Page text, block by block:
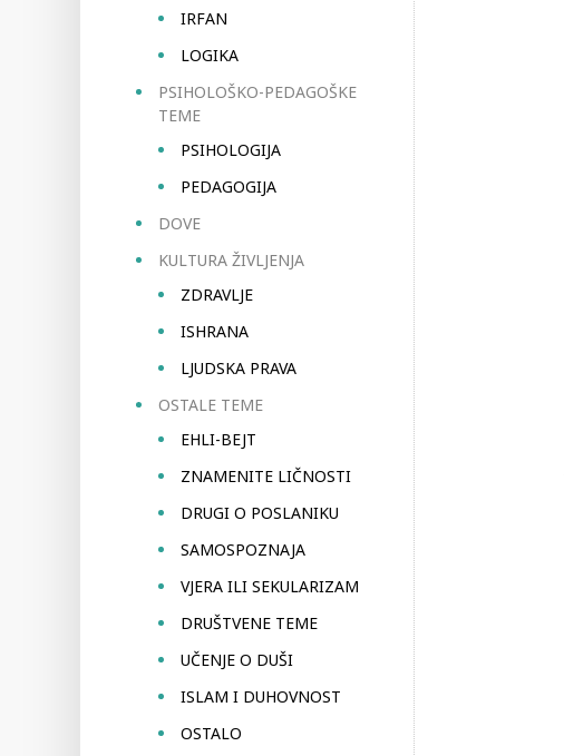
IRFAN
LOGIKA
PSIHOLOŠKO-PEDAGOŠKE
TEME
PSIHOLOGIJA
PEDAGOGIJA
DOVE
KULTURA ŽIVLJENJA
ZDRAVLJE
ISHRANA
LJUDSKA PRAVA
OSTALE TEME
EHLI-BEJT
ZNAMENITE LIČNOSTI
DRUGI O POSLANIKU
SAMOSPOZNAJA
VJERA ILI SEKULARIZAM
DRUŠTVENE TEME
UČENJE O DUŠI
ISLAM I DUHOVNOST
OSTALO